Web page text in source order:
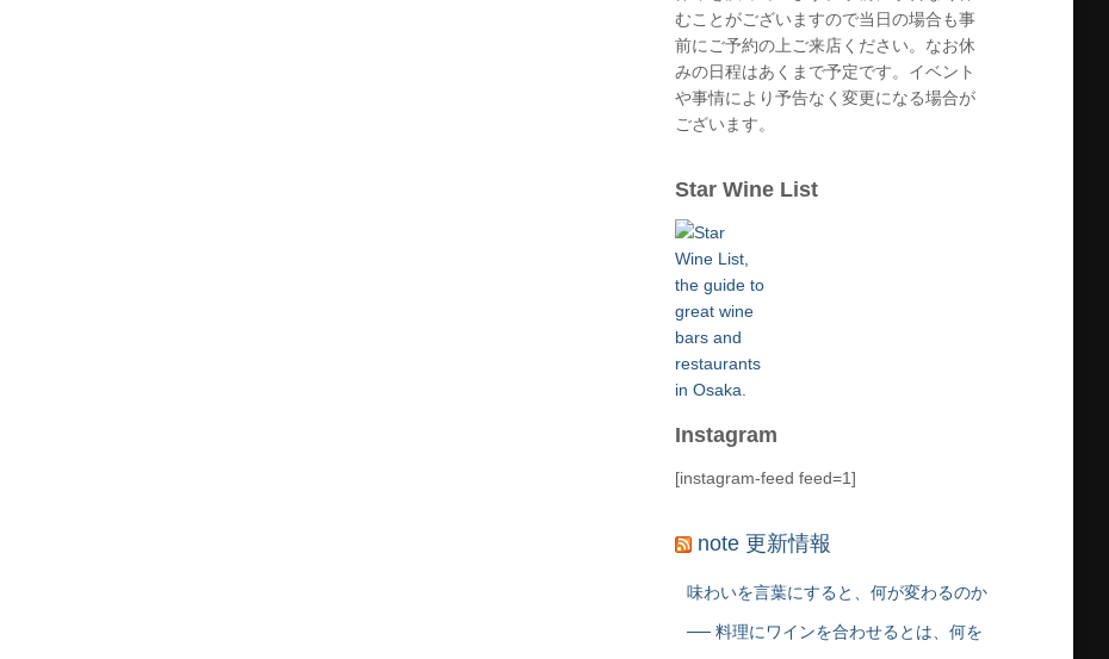
むことがございますので当日の場合も事
前にご予約の上ご来店ください。なお休
みの日程はあくまで予定です。イベント
や事情により予告なく変更になる場合が
ございます。
Star Wine List
Instagram
[instagram-feed feed=1]
note 更新情報
味わいを言葉にすると、何が変わるのか
── 料理にワインを合わせるとは、何を